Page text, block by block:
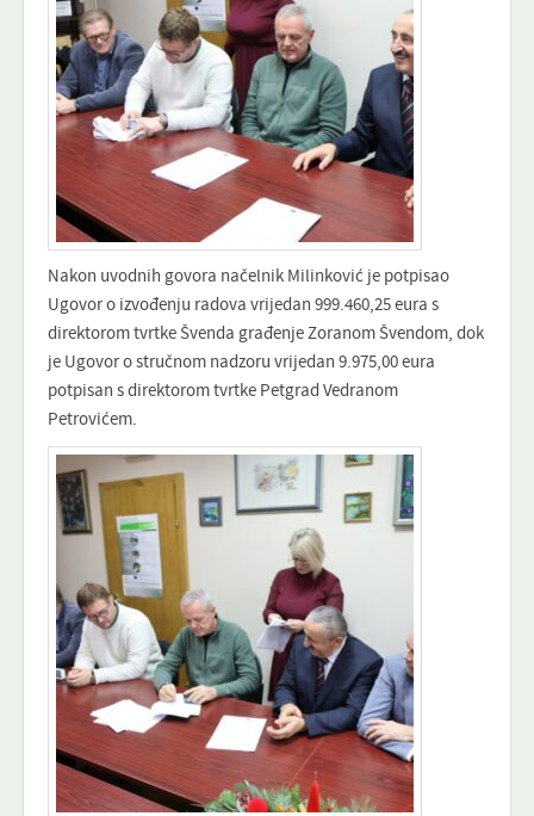
Nakon uvodnih govora načelnik Milinković je potpisao
Ugovor o izvođenju radova vrijedan 999.460,25 eura s
direktorom tvrtke Švenda građenje Zoranom Švendom, dok
je Ugovor o stručnom nadzoru vrijedan 9.975,00 eura
potpisan s direktorom tvrtke Petgrad Vedranom
Petrovićem.